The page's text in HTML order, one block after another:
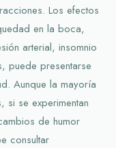
Los efectos
en la boca,
arterial, insomnio
puede presentarse
Aunque la mayoría
si se experimentan
de humor
consultar